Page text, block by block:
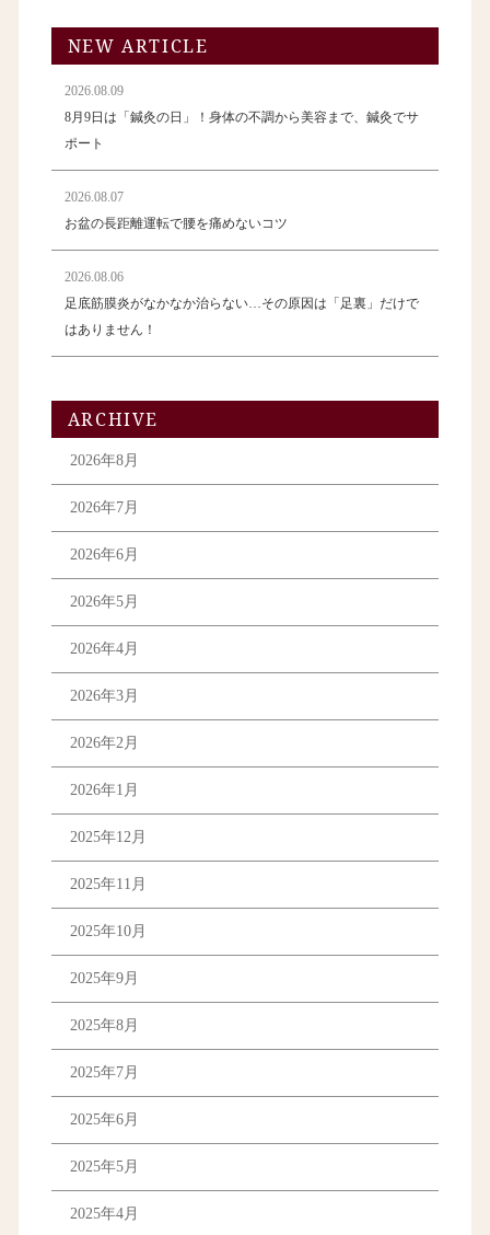
NEW ARTICLE
2026.08.09
8月9日は「鍼灸の日」！身体の不調から美容まで、鍼灸でサ
ポート
2026.08.07
お盆の長距離運転で腰を痛めないコツ
2026.08.06
足底筋膜炎がなかなか治らない…その原因は「足裏」だけで
はありません！
ARCHIVE
2026年8月
2026年7月
2026年6月
2026年5月
2026年4月
2026年3月
2026年2月
2026年1月
2025年12月
2025年11月
2025年10月
2025年9月
2025年8月
2025年7月
2025年6月
2025年5月
2025年4月